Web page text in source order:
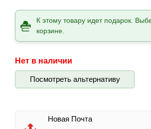
К этому товару идет подарок.
корзине.
Нет в наличии
Посмотреть альтернативу
Новая Почта